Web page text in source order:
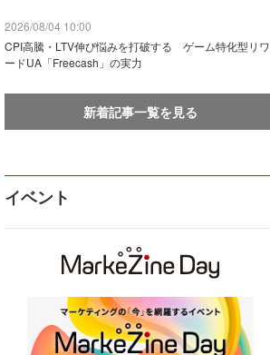
2026/08/04 10:00
CPI高騰・LTV伸び悩みを打破する ゲーム特化型リワ
ードUA「Freecash」の実力
新着記事一覧を見る
イベント